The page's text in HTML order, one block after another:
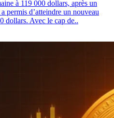
à 119 000 dollars, après un
permis d’atteindre un nouveau
dollars. Avec le cap de..